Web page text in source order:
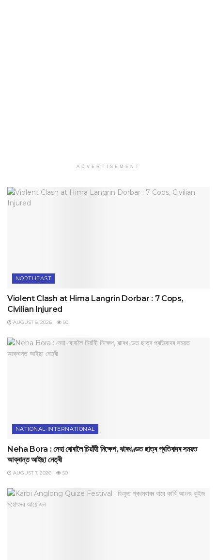
ADVERTISEMENT
NORTHEAST
Violent Clash at Hima Langrin Dorbar : 7 Cops,
Civilian Injured
AUGUST 8, 2026 50
NATIONAL-INTERNATIONAL
Neha Bora : নেহা বোৰালৈ চিয়াঁহী নিক্ষেপ, ঝাৰখণ্ডত ছাত্ৰ প্ৰতিবাদৰ সময়ত
আক্ৰান্ত আইছা নেত্ৰী
AUGUST 7, 2026 50